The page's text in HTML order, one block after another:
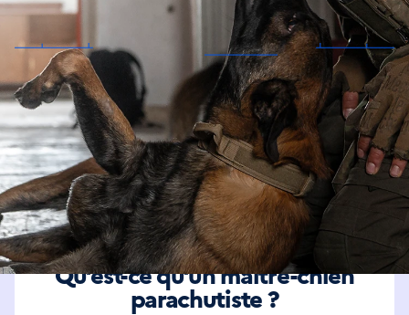
En tant que maître-chien parachutiste,
vous intervenez en binôme pour
sécuriser, détecter et neutraliser les
menaces.
Qu’est-ce qu’un maître-chien
parachutiste ?
DÉFINITION